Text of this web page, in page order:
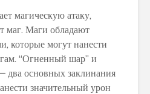
магическую атаку,
маг. Маги обладают
которые могут нанести
“Огненный шар” и
два основных заклинания
значительный урон